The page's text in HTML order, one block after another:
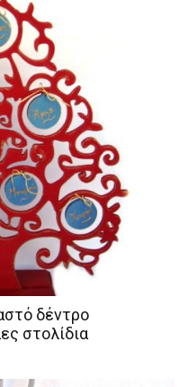
δέντρο
στολίδια